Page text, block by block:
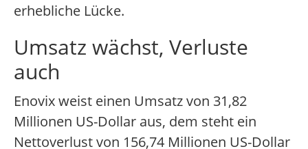
erhebliche Lücke.
Umsatz wächst, Verluste
auch
Enovix weist einen Umsatz von 31,82
Millionen US-Dollar aus, dem steht ein
Nettoverlust von 156,74 Millionen US-Dollar